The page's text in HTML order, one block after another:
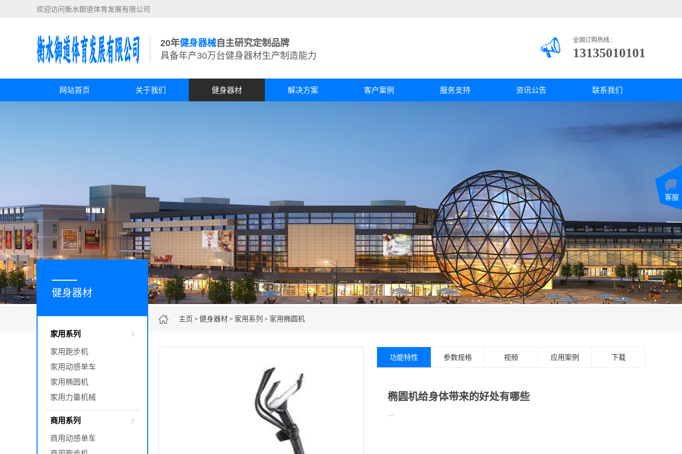
欢迎访问衡水御道体育发展有限公司
20年健身器械自主研究定制品牌
具备年产30万台健身器材生产制造能力
全国订购热线：
13135010101
网站首页 关于我们 健身器材 解决方案 客户案例 服务支持 资讯公告 联系我们
主页 > 健身器材 > 家用系列 > 家用椭圆机
健身器材
家用系列
家用跑步机
家用动感单车
家用椭圆机
家用力量机械
商用系列
商用动感单车
椭圆机给身体带来的好处有哪些
功能特性 参数规格 视频 应用案例 下载
客服